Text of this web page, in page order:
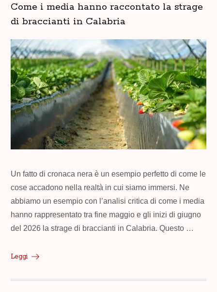
Come i media hanno raccontato la strage
di braccianti in Calabria
Un fatto di cronaca nera è un esempio perfetto di come le
cose accadono nella realtà in cui siamo immersi. Ne
abbiamo un esempio con l’analisi critica di come i media
hanno rappresentato tra fine maggio e gli inizi di giugno
del 2026 la strage di braccianti in Calabria. Questo …
Leggi